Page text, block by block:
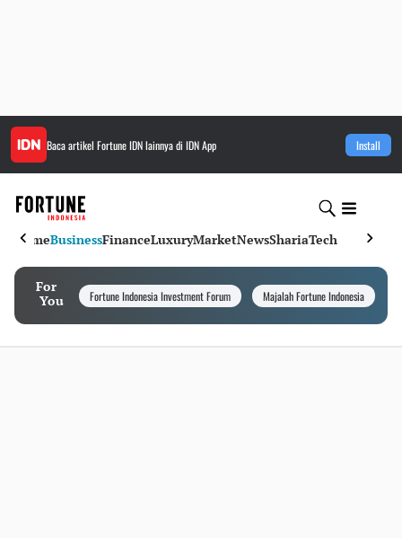
Baca artikel Fortune IDNlainnya di IDN App Install
HomeBusinessFinanceLuxuryMarketNewsShariaTech
For
You
Fortune Indonesia Investment Forum Majalah Fortune Indonesia